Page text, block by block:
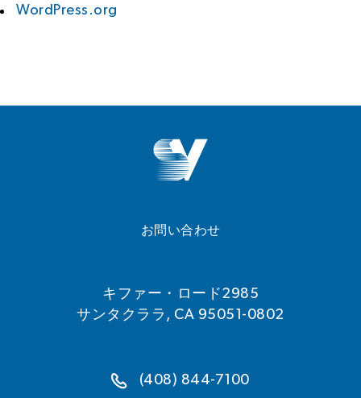
WordPress.org
お問い合わせ
キファー・ロード2985
サンタクララ, CA 95051-0802
(408) 844-7100